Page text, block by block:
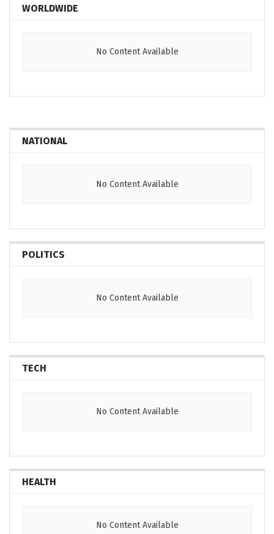
WORLDWIDE
No Content Available
NATIONAL
No Content Available
POLITICS
No Content Available
TECH
No Content Available
HEALTH
No Content Available